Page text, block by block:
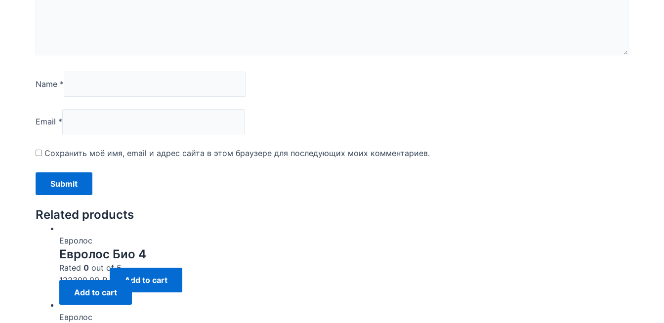
Name *
Email *
Сохранить моё имя, email и адрес сайта в этом браузере для последующих моих комментариев.
Related products
Евролос
Евролос Био 4
Rated 0 out of 5
122300,00₽
Add to cart
Add to cart
Евролос